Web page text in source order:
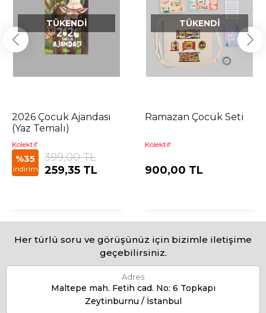
TÜKENDI
2026 Çocuk Ajandası
(Yaz Temalı)
Kolektif
%35
indirim
399,00 TL
259,35 TL
TÜKENDI
Ramazan Çocuk Seti
Kolektif
900,00 TL
Her türlü soru ve görüşünüz için bizimle iletişime
geçebilirsiniz.
Adres
Maltepe mah. Fetih cad. No: 6 Topkapı
Zeytinburnu / İstanbul